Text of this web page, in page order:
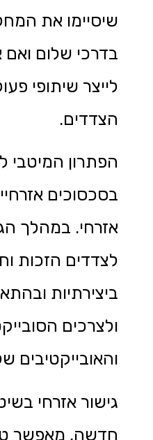
שיסיימו את
בדרכי שלום
לייצר שיתופי
הצדדים.
הפתרון המיטבי
בסכסוכים
אזרחי. במהלך
לצדדים הזכות
ביצירתיות
ולצרכים
והאובייקטיבים
גישור אזרחי
חדשה, מאפשר